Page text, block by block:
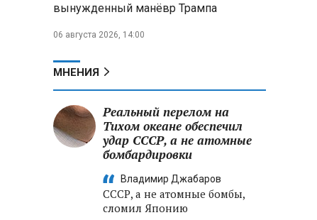
вынужденный манёвр Трампа
06 августа 2026, 14:00
МНЕНИЯ
Реальный перелом на
Тихом океане обеспечил
удар СССР, а не атомные
бомбардировки
Владимир Джабаров
СССР, а не атомные бомбы,
сломил Японию